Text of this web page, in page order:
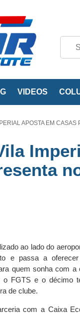
VIDEOS
APOSTA EM CASAS
ao lado do
e passa a
quem sonha com
o FGTS e o décimo
de clube.
com a Caixa